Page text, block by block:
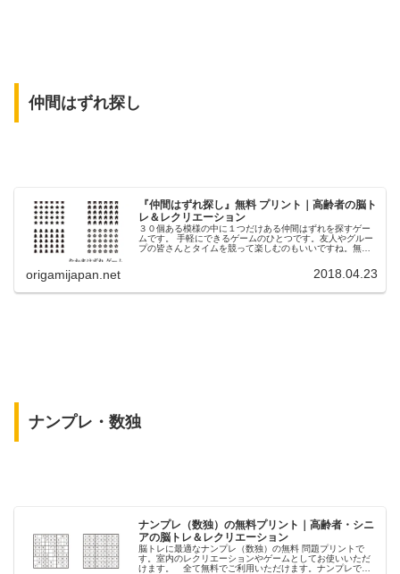
仲間はずれ探し
『仲間はずれ探し』無料 プリント｜高齢者の脳ト
レ＆レクリエーション
３０個ある模様の中に１つだけある仲間はずれを探すゲー
ムです。 手軽にできるゲームのひとつです。友人やグルー
プの皆さんとタイムを競って楽しむのもいいですね。無料
origamijapan.net 2018.04.23
ナンプレ・数独
ナンプレ（数独）の無料プリント｜高齢者・シニ
アの脳トレ＆レクリエーション
脳トレに最適なナンプレ（数独）の無料 問題プリントで
す。室内のレクリエーションやゲームとしてお使いいただ
けます。 全て無料でご利用いただけます。ナンプレで問